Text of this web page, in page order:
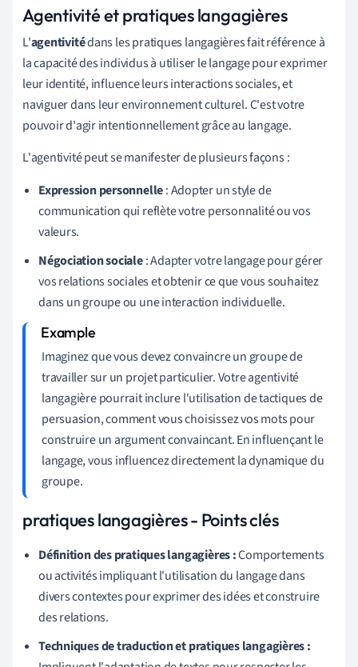
Agentivité et pratiques langagières
L'agentivitédans les pratiques langagières fait référence à
la capacité des individus à utiliser le langage pour exprimer
leur identité, influence leurs interactions sociales, et
naviguer dans leur environnement culturel. C'est votre
pouvoir d'agir intentionnellement grâce au langage.
L'agentivité peut se manifester de plusieurs façons :
Expression personnelle: Adopter un style de
communication qui reflète votre personnalité ou vos
valeurs.
Négociation sociale: Adapter votre langage pour gérer
vos relations sociales et obtenir ce que vous souhaitez
dans un groupe ou une interaction individuelle.
Imaginez que vous devez convaincre un groupe de
travailler sur un projet particulier. Votre agentivité
langagière pourrait inclure l'utilisation de tactiques de
persuasion, comment vous choisissez vos mots pour
construire un argument convaincant. En influençant le
langage, vous influencez directement la dynamique du
groupe.
pratiques langagières - Points clés
Définition des pratiques langagières :Comportements
ou activités impliquant l'utilisation du langage dans
divers contextes pour exprimer des idées et construire
des relations.
Techniques de traduction et pratiques langagières :